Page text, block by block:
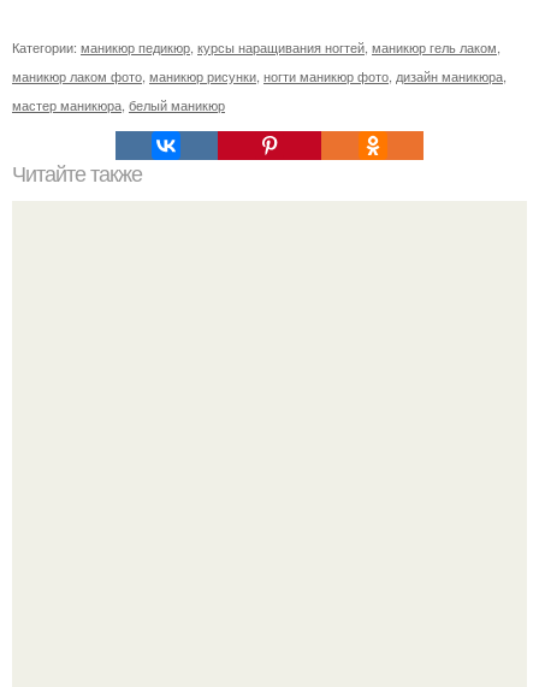
Категории: маникюр педикюр курсы наращивания ногтей маникюр гель лаком
маникюр лаком фото маникюр рисунки ногти маникюр фото дизайн маникюра
мастер маникюра белый маникюр
Читайте также